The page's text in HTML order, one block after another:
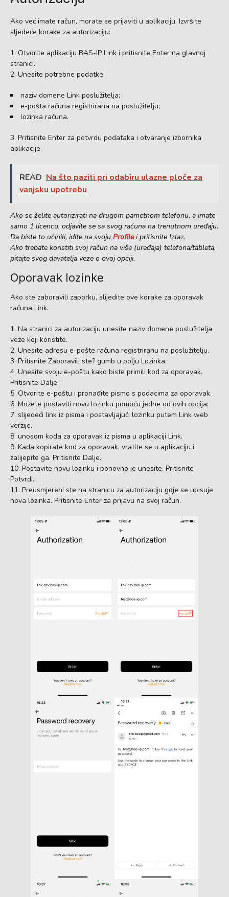
Ako već imate račun, morate se prijaviti u aplikaciju. Izvršite
sljedeće korake za autorizaciju:
Otvorite aplikaciju BAS-IP Link i pritisnite Enter na glavnoj
stranici.
Unesite potrebne podatke:
naziv domene Link poslužitelja;
e-pošta računa registrirana na poslužitelju;
lozinka računa.
Pritisnite Enter za potvrdu podataka i otvaranje izbornika
aplikacije.
READ Na što paziti pri odabiru ulazne ploče za
vanjsku upotrebu
Ako se želite autorizirati na drugom pametnom telefonu, a imate
samo 1 licencu, odjavite se sa svog računa na trenutnom uređaju.
Da biste to učinili, idite na svoju Profilei pritisnite Izlaz.
Ako trebate koristiti svoj račun na više (uređaja) telefona/tableta,
pitajte svog davatelja veze o ovoj opciji.
Oporavak lozinke
Ako ste zaboravili zaporku, slijedite ove korake za oporavak
računa Link.
Na stranici za autorizaciju unesite naziv domene poslužitelja
veze koji koristite.
Unesite adresu e-pošte računa registriranu na poslužitelju.
Pritisnite Zaboravili ste? gumb u polju Lozinka.
Unesite svoju e-poštu kako biste primili kod za oporavak.
Pritisnite Dalje.
Otvorite e-poštu i pronađite pismo s podacima za oporavak.
Možete postaviti novu lozinku pomoću jedne od ovih opcija:
slijedeći link iz pisma i postavljajući lozinku putem Link web
verzije.
unosom koda za oporavak iz pisma u aplikaciji Link.
Kada kopirate kod za oporavak, vratite se u aplikaciju i
zalijepite ga. Pritisnite Dalje.
Postavite novu lozinku i ponovno je unesite. Pritisnite
Potvrdi.
Preusmjereni ste na stranicu za autorizaciju gdje se upisuje
nova lozinka. Pritisnite Enter za prijavu na svoj račun.